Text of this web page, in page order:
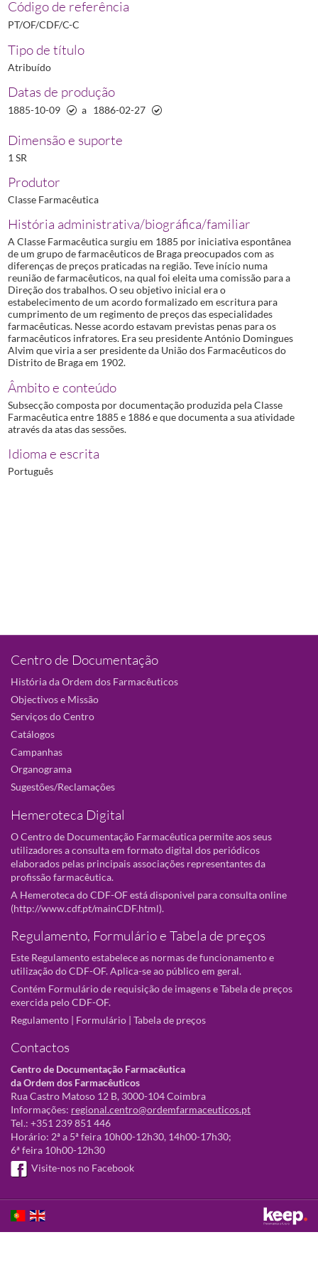
Código de referência
PT/OF/CDF/C-C
Tipo de título
Atribuído
Datas de produção
1885-10-09 a 1886-02-27
Dimensão e suporte
1 SR
Produtor
Classe Farmacêutica
História administrativa/biográfica/familiar
A Classe Farmacêutica surgiu em 1885 por iniciativa espontânea
de um grupo de farmacêuticos de Braga preocupados com as
diferenças de preços praticadas na região. Teve início numa
reunião de farmacêuticos, na qual foi eleita uma comissão para a
Direção dos trabalhos. O seu objetivo inicial era o
estabelecimento de um acordo formalizado em escritura para
cumprimento de um regimento de preços das especialidades
farmacêuticas. Nesse acordo estavam previstas penas para os
farmacêuticos infratores. Era seu presidente António Domingues
Alvim que viria a ser presidente da União dos Farmacêuticos do
Distrito de Braga em 1902.
Âmbito e conteúdo
Subsecção composta por documentação produzida pela Classe
Farmacêutica entre 1885 e 1886 e que documenta a sua atividade
através da atas das sessões.
Idioma e escrita
Português
Centro de Documentação
História da Ordem dos Farmacêuticos
Objectivos e Missão
Serviços do Centro
Catálogos
Campanhas
Organograma
Sugestões/Reclamações
Hemeroteca Digital
O Centro de Documentação Farmacêutica permite aos seus
utilizadores a consulta em formato digital dos periódicos
elaborados pelas principais associações representantes da
profissão farmacêutica.
A Hemeroteca do CDF-OF está disponivel para consulta online
(http://www.cdf.pt/mainCDF.html).
Regulamento, Formulário e Tabela de preços
Este Regulamento estabelece as normas de funcionamento e
utilização do CDF-OF. Aplica-se ao público em geral.
Contém Formulário de requisição de imagens e Tabela de preços
exercida pelo CDF-OF.
Regulamento | Formulário | Tabela de preços
Contactos
Centro de Documentação Farmacêutica
da Ordem dos Farmacêuticos
Rua Castro Matoso 12 B, 3000-104 Coimbra
Informações: regional.centro@ordemfarmaceuticos.pt
Tel.: +351 239 851 446
Horário: 2ª a 5ª feira 10h00-12h30, 14h00-17h30;
6ª feira 10h00-12h30
Visite-nos no Facebook